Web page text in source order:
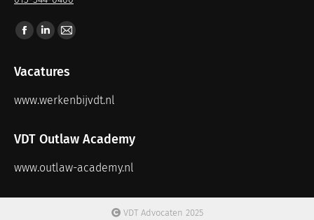
Vind ons op:
Vacatures
www.werkenbijvdt.nl
VDT Outlaw Academy
www.outlaw-academy.nl
VDT Advocaten 2025